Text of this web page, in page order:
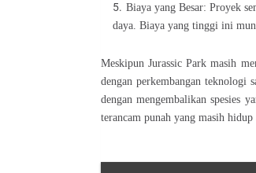
Biaya yang Besar: Proyek
daya. Biaya yang tinggi ini
Meskipun Jurassic Park masih
dengan perkembangan teknologi
dengan mengembalikan spesies
terancam punah yang masih